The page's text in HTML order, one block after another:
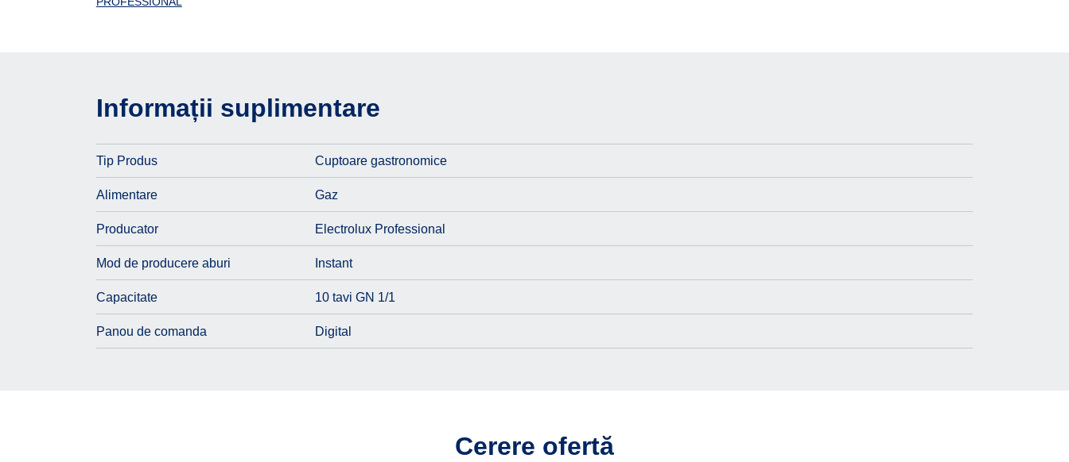
Informații suplimentare
Tip Produs Cuptoare gastronomice
Alimentare Gaz
Producator Electrolux Professional
Mod de producere aburi Instant
Capacitate 10 tavi GN 1/1
Panou de comanda Digital
Cerere ofertă